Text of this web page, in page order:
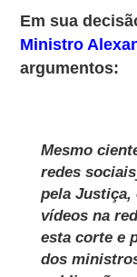
Em sua
Ministro
argumentos:
Mesmo
redes
pela
vídeos na
esta corte e
dos